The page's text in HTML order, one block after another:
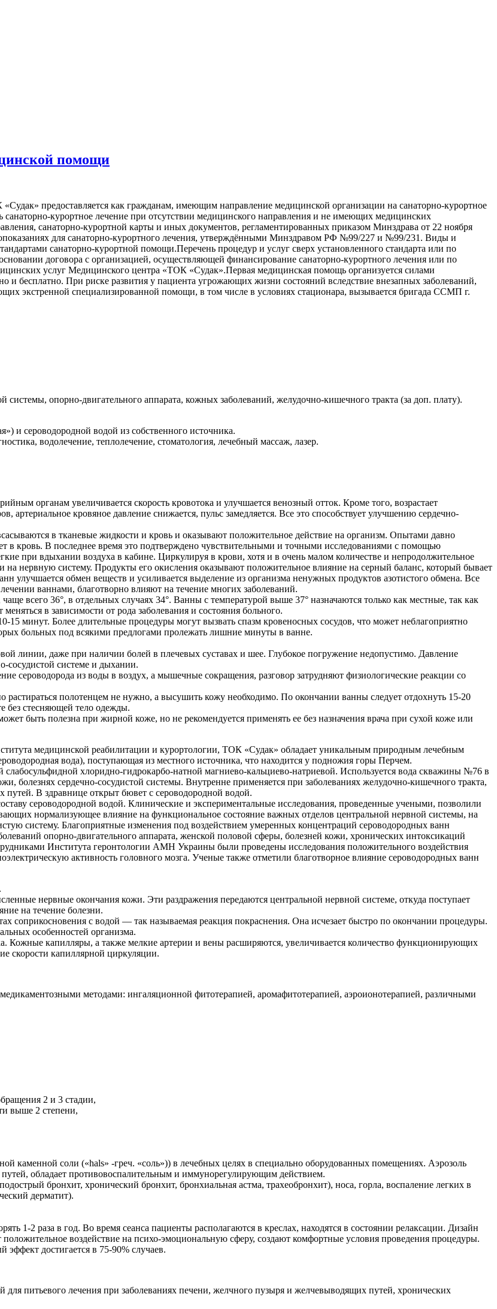
помощи
предоставляется как гражданам, имеющим направление медицинской организации на санаторно-курортное
курортное лечение при отсутствии медицинского направления и не имеющих медицинских
санаторно-курортной карты и иных документов, регламентированных приказом Минздрава от 22 ноября
для санаторно-курортного лечения, утверждёнными Минздравом РФ №99/227 и №99/231. Виды и
санаторно-курортной помощи.Перечень процедур и услуг сверх установленного стандарта или по
договора с организацией, осуществляющей финансирование санаторно-курортного лечения или по
услуг Медицинского центра «ТОК «Судак».Первая медицинская помощь организуется силами
и бесплатно. При риске развития у пациента угрожающих жизни состояний вследствие внезапных заболеваний,
экстренной специализированной помощи, в том числе в условиях стационара, вызывается бригада ССМП г.
опорно-двигательного аппарата, кожных заболеваний, желудочно-кишечного тракта (за доп. плату).
и сероводородной водой из собственного источника.
водолечение, теплолечение, стоматология, лечебный массаж, лазер.
органам увеличивается скорость кровотока и улучшается венозный отток. Кроме того, возрастает
артериальное кровяное давление снижается, пульс замедляется. Все это способствует улучшению сердечно-
в тканевые жидкости и кровь и оказывают положительное действие на организм. Опытами давно
в кровь. В последнее время это подтверждено чувствительными и точными исследованиями с помощью
при вдыхании воздуха в кабине. Циркулируя в крови, хотя и в очень малом количестве и непродолжительное
на нервную систему. Продукты его окисления оказывают положительное влияние на серный баланс, который бывает
улучшается обмен веществ и усиливается выделение из организма ненужных продуктов азотистого обмена. Все
ваннами, благотворно влияют на течение многих заболеваний.
всего 36°, в отдельных случаях 34°. Ванны с температурой выше 37° назначаются только как местные, так как
в зависимости от рода заболевания и состояния больного.
минут. Более длительные процедуры могут вызвать спазм кровеносных сосудов, что может неблагоприятно
больных под всякими предлогами пролежать лишние минуты в ванне.
линии, даже при наличии болей в плечевых суставах и шее. Глубокое погружение недопустимо. Давление
сосудистой системе и дыхании.
сероводорода из воды в воздух, а мышечные сокращения, разговор затрудняют физиологические реакции со
полотенцем не нужно, а высушить кожу необходимо. По окончании ванны следует отдохнуть 15-20
без стесняющей тело одежды.
быть полезна при жирной коже, но не рекомендуется применять ее без назначения врача при сухой коже или
медицинской реабилитации и курортологии, ТОК «Судак» обладает уникальным природным лечебным
вода), поступающая из местного источника, что находится у подножия горы Перчем.
слабосульфидной хлоридно-гидрокарбо-натной магниево-кальциево-натриевой. Используется вода скважины №76 в
болезнях сердечно-сосудистой системы. Внутренне применяется при заболеваниях желудочно-кишечного тракта,
В здравнице открыт бювет с сероводородной водой.
сероводородной водой. Клинические и экспериментальные исследования, проведенные учеными, позволили
нормализующее влияние на функциональное состояние важных отделов центральной нервной системы, на
систему. Благоприятные изменения под воздействием умеренных концентраций сероводородных ванн
опорно-двигательного аппарата, женской половой сферы, болезней кожи, хронических интоксикаций
Института геронтологии АМН Украины были проведены исследования положительного воздействия
активность головного мозга. Ученые также отметили благотворное влияние сероводородных ванн
нервные окончания кожи. Эти раздражения передаются центральной нервной системе, откуда поступает
на течение болезни.
соприкосновения с водой — так называемая реакция покраснения. Она исчезает быстро по окончании процедуры.
особенностей организма.
Кожные капилляры, а также мелкие артерии и вены расширяются, увеличивается количество функционирующих
скорости капиллярной циркуляции.
методами: ингаляционной фитотерапией, аромафитотерапией, аэроионотерапией, различными
2 и 3 стадии,
выше 2 степени,
каменной соли («hals» -греч. «соль»)) в лечебных целях в специально оборудованных помещениях. Аэрозоль
обладает противовоспалительным и иммунорегулирующим действием.
бронхит, хронический бронхит, бронхиальная астма, трахеобронхит), носа, горла, воспаление легких в
дерматит).
1-2 раза в год. Во время сеанса пациенты располагаются в креслах, находятся в состоянии релаксации. Дизайн
воздействие на психо-эмоциональную сферу, создают комфортные условия проведения процедуры.
достигается в 75-90% случаев.
питьевого лечения при заболеваниях печени, желчного пузыря и желчевыводящих путей, хронических